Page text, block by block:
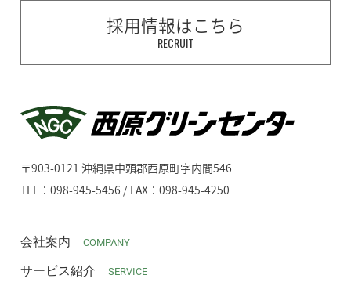
採用情報はこちら
RECRUIT
〒903-0121 沖縄県中頭郡西原町字内間546
TEL：098-945-5456 / FAX：098-945-4250
会社案内 COMPANY
サービス紹介 SERVICE